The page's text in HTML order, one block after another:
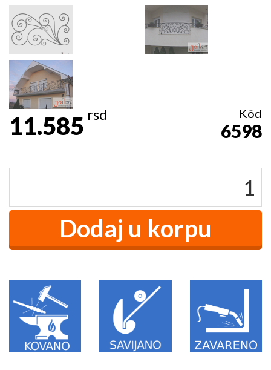
11.585 rsd Kôd
6598